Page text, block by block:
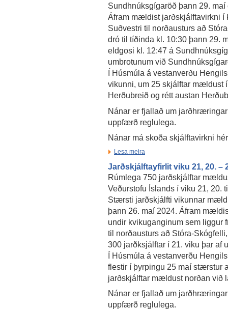
Sundhnúksgígaröð þann 29.
Áfram mældist jarðskjálftavirkni í
Suðvestri til norðausturs að
dró til tíðinda kl. 10:30 þann 29.
eldgosi kl. 12:47 á
umbrotunum við
Í Húsmúla á vestanverðu
vikunni, um 25 skjálftar mældust
Herðubreið og rétt austan
Nánar er fjallað um
uppfærð reglulega.
Nánar má skoða skjálftavirkni
Lesa meira
Jarðskjálftayfirlit viku 21, 20. –
Rúmlega 750 jarðskjálftar
Veðurstofu Íslands í viku 21, 20.
Stærsti jarðskjálfti vikunnar
þann 26. maí 2024. Áfram
undir kvikuganginum sem liggur
til norðausturs að Stóra-
300 jarðksjálftar í 21. viku þar af
Í Húsmúla á vestanverðu
flestir í þyrpingu 25 maí stærstur
jarðskjálftar mældust norðan við
Nánar er fjallað um
uppfærð reglulega.